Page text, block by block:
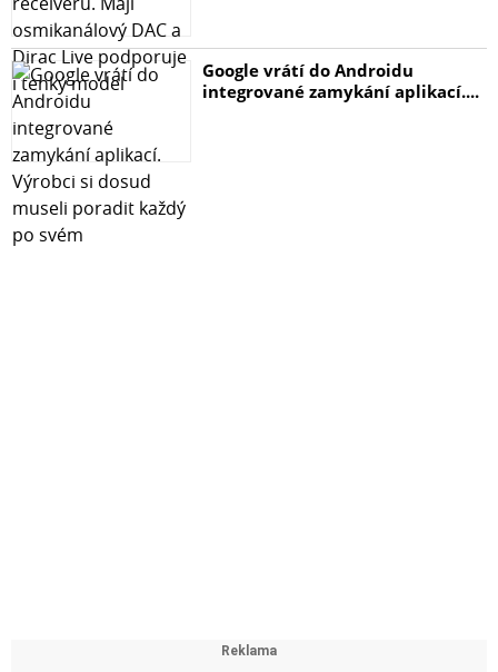
Google vrátí do Androidu
integrované zamykání aplikací....